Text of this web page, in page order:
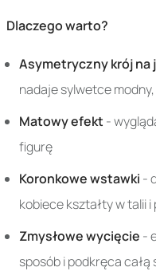
Dlaczego warto?
Asymetryczny krój na
nadaje sylwetce
Matowy efekt -
figurę
Koronkowe wstawki -
kobiece kształty w talii
Zmysłowe wycięcie -
sposób i podkręca